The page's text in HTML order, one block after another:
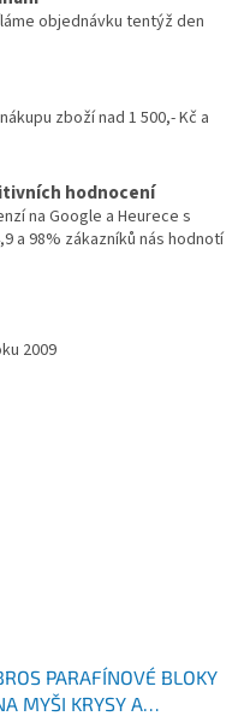
objednávku tentýž den
zboží nad 1 500,- Kč a
hodnocení
na Google a Heurece s
a 98% zákazníků nás hodnotí
2009
PARAFÍNOVÉ BLOKY
MYŠI KRYSY A